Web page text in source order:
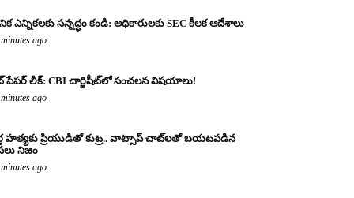
ఎన్నికలకు సన్నద్ధం కండి: అధికారులకు SEC కీలక ఆదేశాలు
ago
పేపర్ లీక్: CBI చార్జిషీట్‌లో సంచలన విషయాలు!
ago
హత్యకు ప్రియుడితో కుట్ర.. వాట్సాప్ చాట్‌లతో బయటపడిన
నిజం
ago